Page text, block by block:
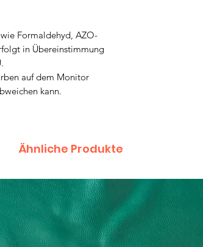
Formaldehyd, AZO-
in Übereinstimmung
auf dem Monitor
kann.
Ähnliche Produkte